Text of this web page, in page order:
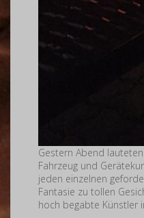
Gestern Abend
Fahrzeug und
jeden einzelnen
Fantasie zu tollen
hoch begabte Künstler